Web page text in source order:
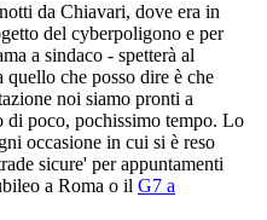
da Chiavari, dove era in
del cyberpoligono e per
a sindaco - spetterà al
che posso dire è che
noi siamo pronti a
di poco, pochissimo tempo. Lo
occasione in cui si è reso
sicure' per appuntamenti
a Roma o il G7 a